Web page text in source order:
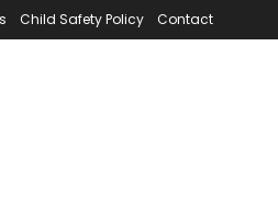
Child Safety Policy Contact